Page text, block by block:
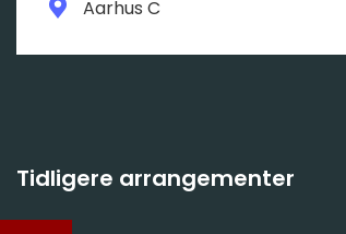
Aarhus C
Tidligere arrangementer